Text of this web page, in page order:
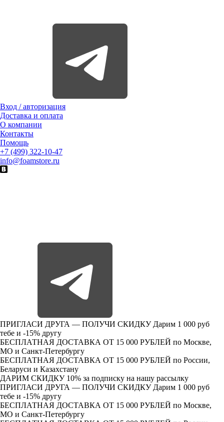
Вход / авторизация
Доставка и оплата
О компании
Контакты
Помощь
+7 (499) 322-10-47
info@foamstore.ru
ПРИГЛАСИ ДРУГА — ПОЛУЧИ СКИДКУ Дарим 1 000 руб
тебе и -15% другу
БЕСПЛАТНАЯ ДОСТАВКА ОТ 15 000 РУБЛЕЙ по Москве,
МО и Санкт-Петербургу
БЕСПЛАТНАЯ ДОСТАВКА ОТ 15 000 РУБЛЕЙ по России,
Беларуси и Казахстану
ДАРИМ СКИДКУ 10% за подписку на нашу рассылку
ПРИГЛАСИ ДРУГА — ПОЛУЧИ СКИДКУ Дарим 1 000 руб
тебе и -15% другу
БЕСПЛАТНАЯ ДОСТАВКА ОТ 15 000 РУБЛЕЙ по Москве,
МО и Санкт-Петербургу